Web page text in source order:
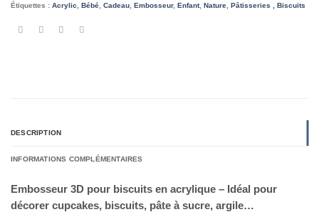
Étiquettes : Acrylic Bébé Cadeau Embosseur, Enfant, Nature Pâtisseries , Biscuits
DESCRIPTION
INFORMATIONS COMPLÉMENTAIRES
Embosseur 3D pour biscuits en acrylique – Idéal pour
décorer cupcakes, biscuits, pâte à sucre, argile…